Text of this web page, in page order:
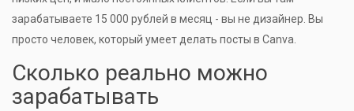
зарабатываете 15 000 рублей в месяц - вы не дизайнер. Вы
просто человек, который умеет делать посты в Canva.
Сколько реально можно
зарабатывать